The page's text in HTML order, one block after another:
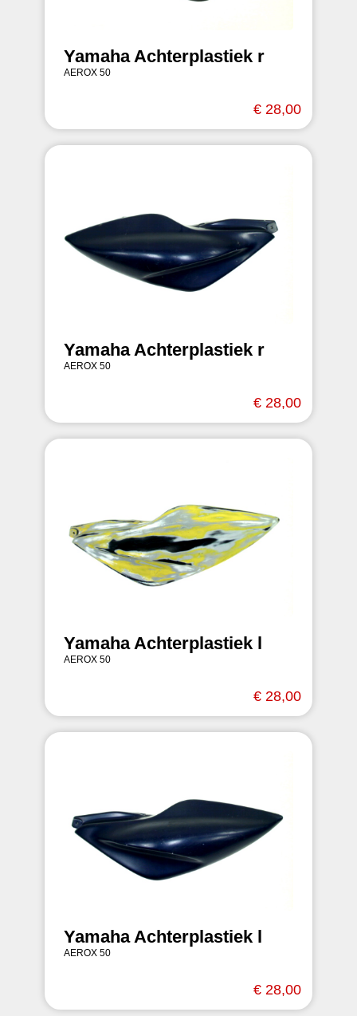
Yamaha Achterplastiek r
AEROX 50
€ 28,00
Yamaha Achterplastiek r
AEROX 50
€ 28,00
Yamaha Achterplastiek l
AEROX 50
€ 28,00
Yamaha Achterplastiek l
AEROX 50
€ 28,00